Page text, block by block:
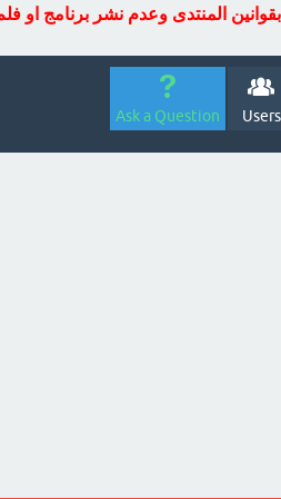
المنتدى وعدم نشر برنامج
Users
Ask a Question